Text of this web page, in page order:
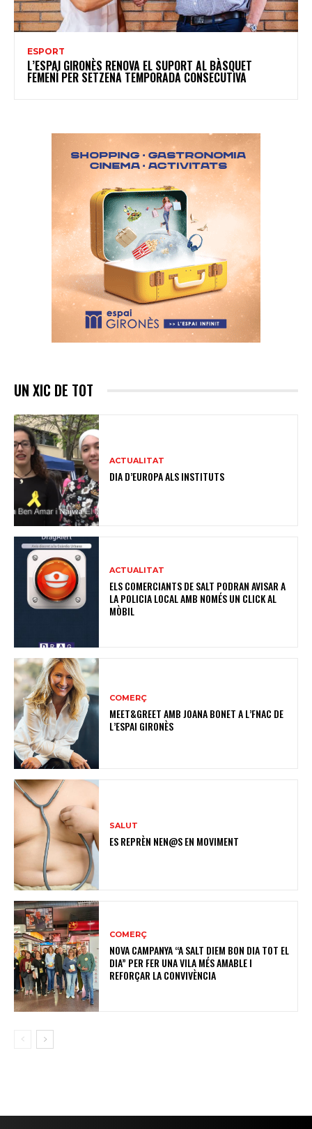
ESPORT
L’ESPAI GIRONÈS RENOVA EL SUPORT AL BÀSQUET
FEMENÍ PER SETZENA TEMPORADA CONSECUTIVA
UN XIC DE TOT
ACTUALITAT
DIA D’EUROPA ALS INSTITUTS
ACTUALITAT
ELS COMERCIANTS DE SALT PODRAN AVISAR A
LA POLICIA LOCAL AMB NOMÉS UN CLICK AL
MÒBIL
COMERÇ
MEET&GREET AMB JOANA BONET A L’FNAC DE
L’ESPAI GIRONÈS
SALUT
ES REPRÈN NEN@S EN MOVIMENT
COMERÇ
NOVA CAMPANYA “A SALT DIEM BON DIA TOT EL
DIA” PER FER UNA VILA MÉS AMABLE I
REFORÇAR LA CONVIVÈNCIA